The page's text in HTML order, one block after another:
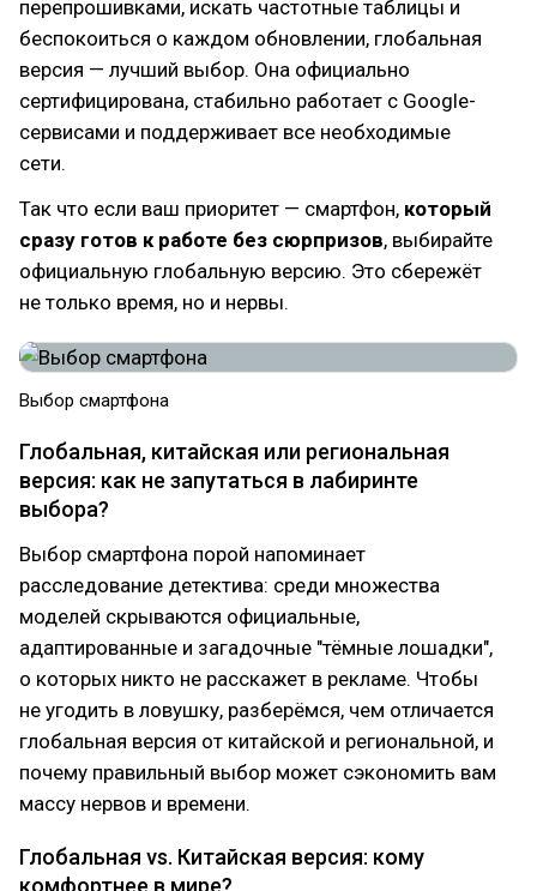
перепрошивками, искать частотные таблицы и
беспокоиться о каждом обновлении, глобальная
версия — лучший выбор. Она официально
сертифицирована, стабильно работает с Google-
сервисами и поддерживает все необходимые
сети.
Так что если ваш приоритет — смартфон, который
сразу готов к работе без сюрпризов, выбирайте
официальную глобальную версию. Это сбережёт
не только время, но и нервы.
Выбор смартфона
Глобальная, китайская или региональная
версия: как не запутаться в лабиринте
выбора?
Выбор смартфона порой напоминает
расследование детектива: среди множества
моделей скрываются официальные,
адаптированные и загадочные "тёмные лошадки",
о которых никто не расскажет в рекламе. Чтобы
не угодить в ловушку, разберёмся, чем отличается
глобальная версия от китайской и региональной, и
почему правильный выбор может сэкономить вам
массу нервов и времени.
Глобальная vs. Китайская версия: кому
комфортнее в мире?